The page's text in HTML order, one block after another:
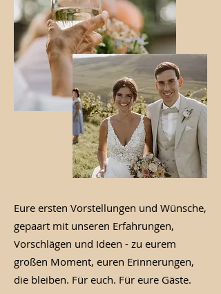
Eure ersten Vorstellungen und Wünsche,
gepaart mit unseren Erfahrungen,
Vorschlägen und Ideen - zu eurem
großen Moment, euren Erinnerungen,
die bleiben. Für euch. Für eure Gäste.